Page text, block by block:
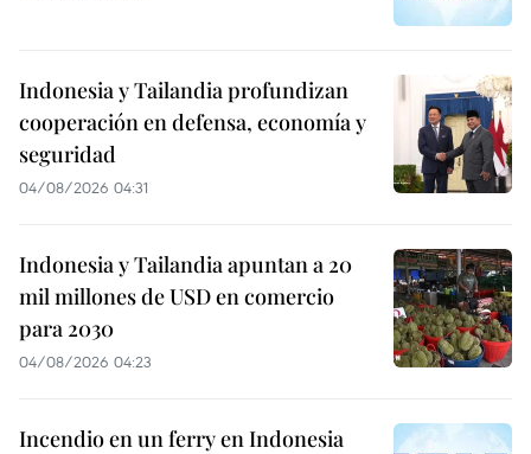
Indonesia y Tailandia profundizan
cooperación en defensa, economía y
seguridad
04/08/2026 04:31
Indonesia y Tailandia apuntan a 20
mil millones de USD en comercio
para 2030
04/08/2026 04:23
Incendio en un ferry en Indonesia